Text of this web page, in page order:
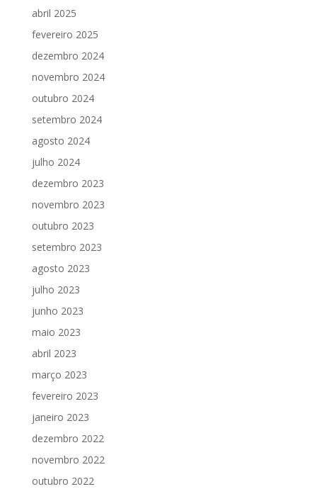
abril 2025
fevereiro 2025
dezembro 2024
novembro 2024
outubro 2024
setembro 2024
agosto 2024
julho 2024
dezembro 2023
novembro 2023
outubro 2023
setembro 2023
agosto 2023
julho 2023
junho 2023
maio 2023
abril 2023
março 2023
fevereiro 2023
janeiro 2023
dezembro 2022
novembro 2022
outubro 2022